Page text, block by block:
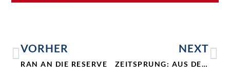
VORHER
RAN AN DIE RESERVE
NEXT
ZEITSPRUNG: AUS DEN 70ER JAHREN INS HEUTE